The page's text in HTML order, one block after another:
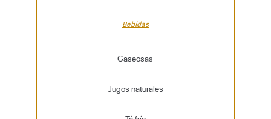
Bebidas
Gaseosas
Jugos naturales